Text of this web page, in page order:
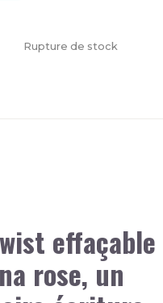
Rupture de stock
effaçable
rose, un